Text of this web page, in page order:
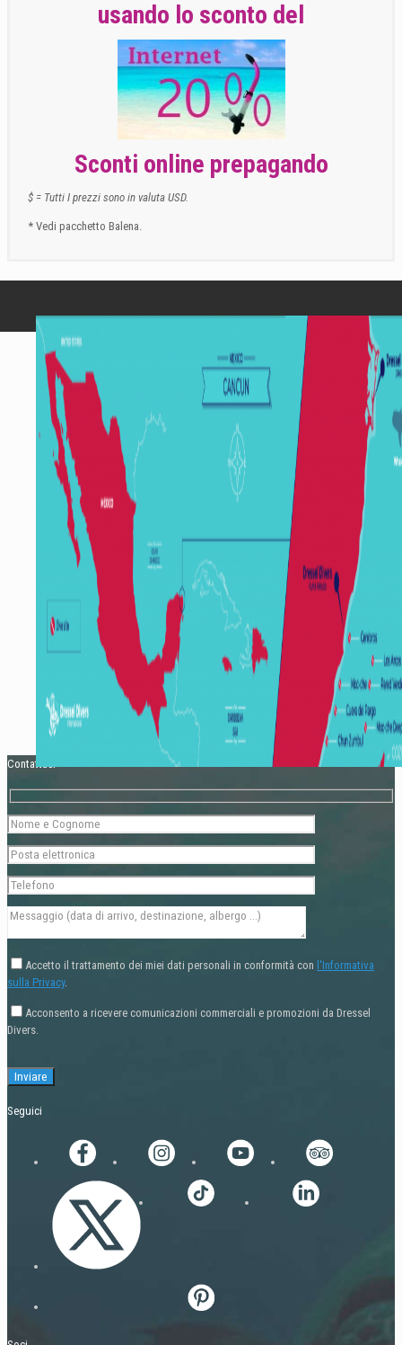
usando lo sconto del
Sconti online prepagando
$ = Tutti I prezzi sono in valuta USD.
* Vedi pacchetto Balena.
Contattaci
Accetto il trattamento dei miei dati personali in conformità con l'Informativa
sulla Privacy.
Acconsento a ricevere comunicazioni commerciali e promozioni da Dressel
Divers.
Seguici